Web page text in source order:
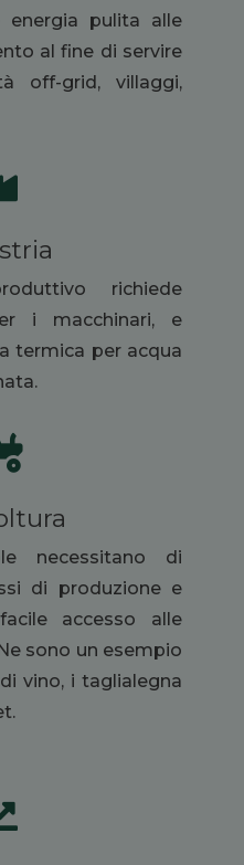
energia pulita alle
al fine di servire
off-grid, villaggi,
richiede
i macchinari, e
termica per acqua
necessitano di
di produzione e
accesso alle
sono un esempio
vino, i taglialegna